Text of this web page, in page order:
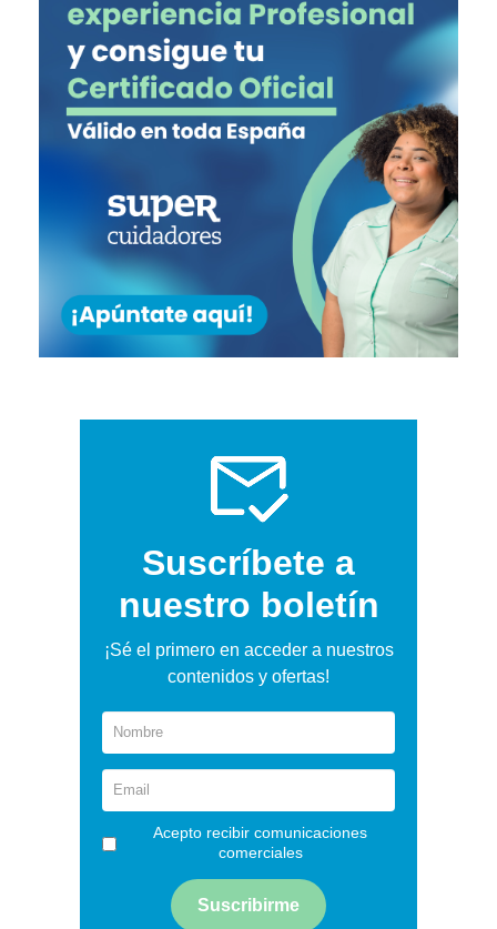
Suscríbete a
nuestro boletín
¡Sé el primero en acceder a nuestros
contenidos y ofertas!
Acepto recibir comunicaciones
comerciales